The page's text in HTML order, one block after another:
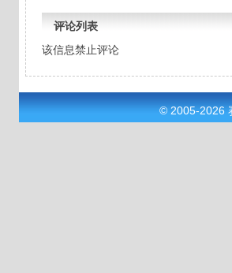
评论列表
该信息禁止评论
© 2005-2026